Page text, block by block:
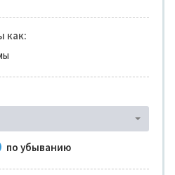
как:
по убыванию